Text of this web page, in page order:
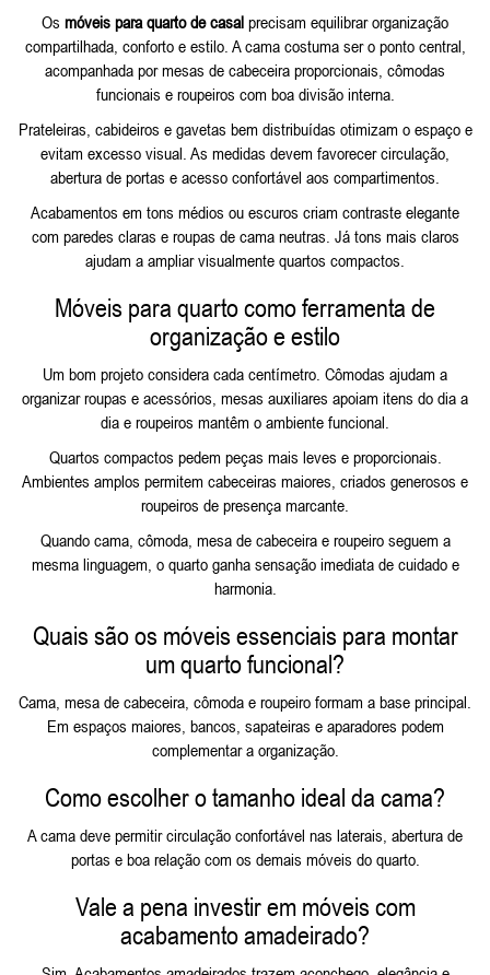
Os móveis para quarto de casal precisam equilibrar organização
compartilhada, conforto e estilo. A cama costuma ser o ponto central,
acompanhada por mesas de cabeceira proporcionais, cômodas
funcionais e roupeiros com boa divisão interna.
Prateleiras, cabideiros e gavetas bem distribuídas otimizam o espaço e
evitam excesso visual. As medidas devem favorecer circulação,
abertura de portas e acesso confortável aos compartimentos.
Acabamentos em tons médios ou escuros criam contraste elegante
com paredes claras e roupas de cama neutras. Já tons mais claros
ajudam a ampliar visualmente quartos compactos.
Móveis para quarto como ferramenta de
organização e estilo
Um bom projeto considera cada centímetro. Cômodas ajudam a
organizar roupas e acessórios, mesas auxiliares apoiam itens do dia a
dia e roupeiros mantêm o ambiente funcional.
Quartos compactos pedem peças mais leves e proporcionais.
Ambientes amplos permitem cabeceiras maiores, criados generosos e
roupeiros de presença marcante.
Quando cama, cômoda, mesa de cabeceira e roupeiro seguem a
mesma linguagem, o quarto ganha sensação imediata de cuidado e
harmonia.
Quais são os móveis essenciais para montar
um quarto funcional?
Cama, mesa de cabeceira, cômoda e roupeiro formam a base principal.
Em espaços maiores, bancos, sapateiras e aparadores podem
complementar a organização.
Como escolher o tamanho ideal da cama?
A cama deve permitir circulação confortável nas laterais, abertura de
portas e boa relação com os demais móveis do quarto.
Vale a pena investir em móveis com
acabamento amadeirado?